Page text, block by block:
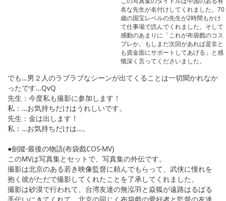
名な先生が名付けしてくれました。70
歳の国宝レベルの先生が2時間もかけ
て仕事場で読んでくれました。そして
感動のあまりに「これが布袋戲のコス
プレか。もしまだ次回があれば是非と
も資金面にサポートしてあげる」と感
慨深く言ってくださいました。
でも…男２人のラブラブなシーンが出てくることは一切聞かれなか
ったです…QvQ
先生：今度私も撮影に参加します！
私：…お気持ちだけはうれしいです。
先生：金は出します！
私：…お気持ちだけは…。
●劍蹤-最後の物語(布袋戲COS-MV)
このMVは写真集とセットで、写真集の外伝です。
撮影は北京のある若き映像監督に頼んでもらって、武侠に憧れを
抱く彼がただで撮影してくれたことを了承してくれました。
撮影は砂漠で行われて、台湾友達の無泓羽と焱狐が遠路はるばる